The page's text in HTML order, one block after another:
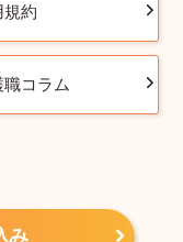
規約
職コラム
み